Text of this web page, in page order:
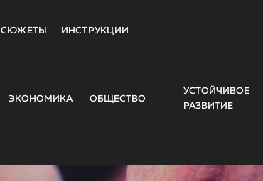
СЮЖЕТЫ ИНСТРУКЦИИ
ЭКОНОМИКА ОБЩЕСТВО
УСТОЙЧИВОЕ
РАЗВИТИЕ